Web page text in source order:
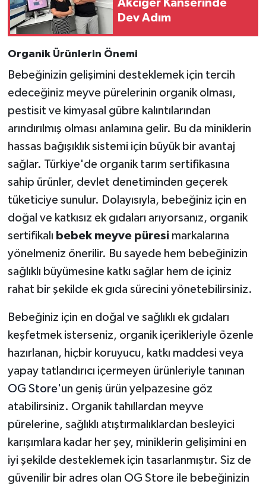
Akciğer Kanserinde
Dev Adım
Organik Ürünlerin Önemi
Bebeğinizin gelişimini desteklemek için tercih
edeceğiniz meyve pürelerinin organik olması,
pestisit ve kimyasal gübre kalıntılarından
arındırılmış olması anlamına gelir. Bu da miniklerin
hassas bağışıklık sistemi için büyük bir avantaj
sağlar. Türkiye'de organik tarım sertifikasına
sahip ürünler, devlet denetiminden geçerek
tüketiciye sunulur. Dolayısıyla, bebeğiniz için en
doğal ve katkısız ek gıdaları arıyorsanız, organik
sertifikalı bebek meyve püresimarkalarına
yönelmeniz önerilir. Bu sayede hem bebeğinizin
sağlıklı büyümesine katkı sağlar hem de içiniz
rahat bir şekilde ek gıda sürecini yönetebilirsiniz.
Bebeğiniz için en doğal ve sağlıklı ek gıdaları
keşfetmek isterseniz, organik içerikleriyle özenle
hazırlanan, hiçbir koruyucu, katkı maddesi veya
yapay tatlandırıcı içermeyen ürünleriyle tanınan
OG Store'un geniş ürün yelpazesine göz
atabilirsiniz. Organik tahıllardan meyve
pürelerine, sağlıklı atıştırmalıklardan besleyici
karışımlara kadar her şey, miniklerin gelişimini en
iyi şekilde desteklemek için tasarlanmıştır. Siz de
güvenilir bir adres olan OG Store ile bebeğinizin